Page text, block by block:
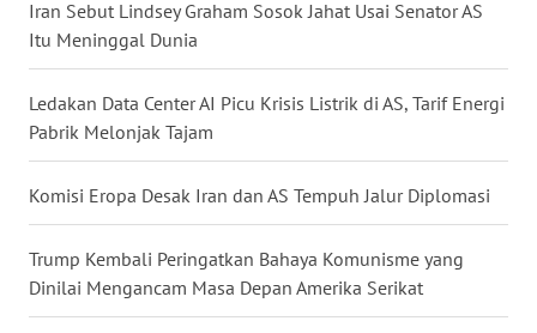
Iran Sebut Lindsey Graham Sosok Jahat Usai Senator AS
Itu Meninggal Dunia
Ledakan Data Center AI Picu Krisis Listrik di AS, Tarif Energi
Pabrik Melonjak Tajam
Komisi Eropa Desak Iran dan AS Tempuh Jalur Diplomasi
Trump Kembali Peringatkan Bahaya Komunisme yang
Dinilai Mengancam Masa Depan Amerika Serikat
JOGJA
JATIM
WN
BALI
WN
KALBAR